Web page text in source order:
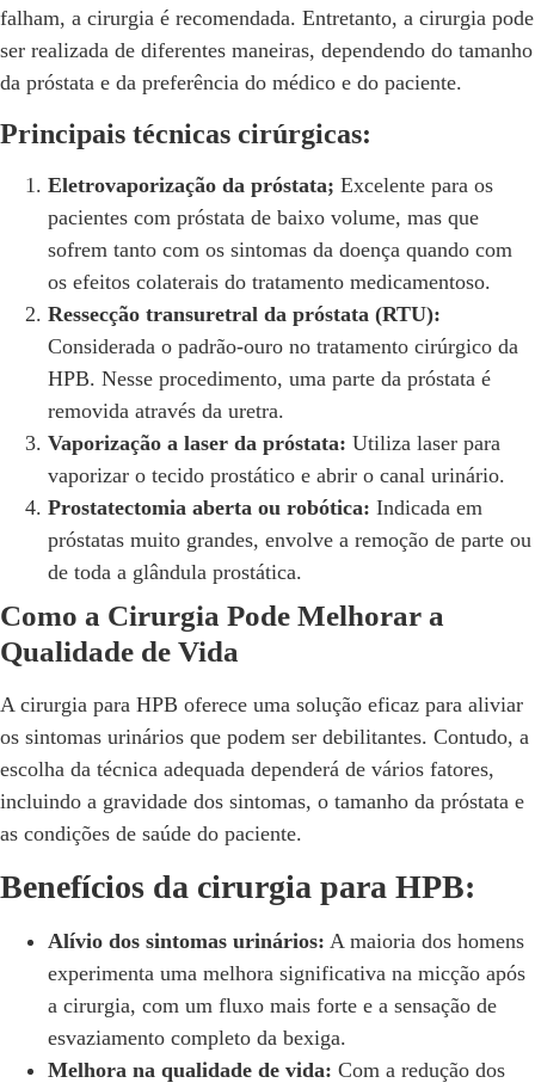
falham, a cirurgia é recomendada. Entretanto, a cirurgia pode
ser realizada de diferentes maneiras, dependendo do tamanho
da próstata e da preferência do médico e do paciente.
Principais técnicas cirúrgicas:
Eletrovaporização da próstata; Excelente para os
pacientes com próstata de baixo volume, mas que
sofrem tanto com os sintomas da doença quando com
os efeitos colaterais do tratamento medicamentoso.
Ressecção transuretral da próstata (RTU):
Considerada o padrão-ouro no tratamento cirúrgico da
HPB. Nesse procedimento, uma parte da próstata é
removida através da uretra.
Vaporização a laser da próstata: Utiliza laser para
vaporizar o tecido prostático e abrir o canal urinário.
Prostatectomia aberta ou robótica: Indicada em
próstatas muito grandes, envolve a remoção de parte ou
de toda a glândula prostática.
Como a Cirurgia Pode Melhorar a
Qualidade de Vida
A cirurgia para HPB oferece uma solução eficaz para aliviar
os sintomas urinários que podem ser debilitantes. Contudo, a
escolha da técnica adequada dependerá de vários fatores,
incluindo a gravidade dos sintomas, o tamanho da próstata e
as condições de saúde do paciente.
Benefícios da cirurgia para HPB:
Alívio dos sintomas urinários: A maioria dos homens
experimenta uma melhora significativa na micção após
a cirurgia, com um fluxo mais forte e a sensação de
esvaziamento completo da bexiga.
Melhora na qualidade de vida: Com a redução dos